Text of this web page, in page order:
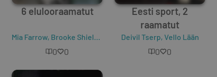
6 elulooraamatut
Mia Farrow, Brooke Shields Anna Pasternak, Deivil Tserp
0 0
Eesti sport, 2
raamatut
Deivil Tserp, Vello Lään
0 0